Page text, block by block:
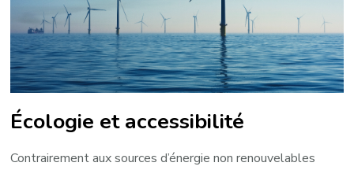
Écologie et accessibilité
Contrairement aux sources d’énergie non renouvelables